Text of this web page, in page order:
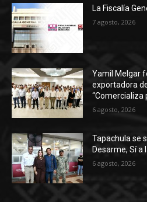
La Fiscalía
7 agosto, 2026
Yamil Melgar
exportadora
“Comercializa
6 agosto, 2026
Tapachula se
Desarme, Sí a
6 agosto, 2026